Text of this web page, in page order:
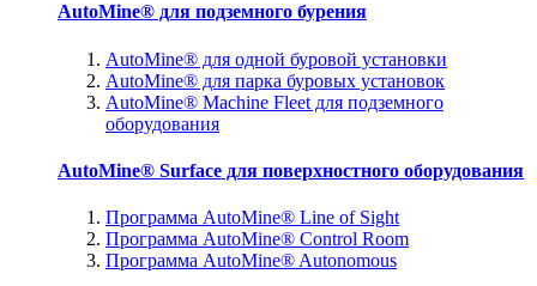
AutoMine® для подземного бурения
AutoMine® для одной буровой установки
AutoMine® для парка буровых установок
AutoMine® Machine Fleet для подземного
оборудования
AutoMine® Surface для поверхностного оборудования
Программа AutoMine® Line of Sight
Программа AutoMine® Control Room
Программа AutoMine® Autonomous